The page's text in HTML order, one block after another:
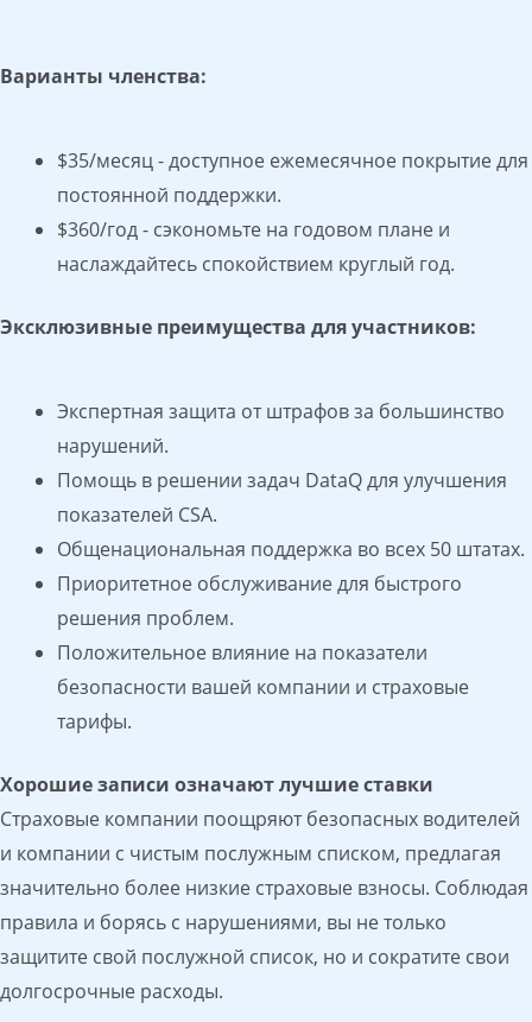
Варианты членства:
$35/месяц - доступное ежемесячное покрытие для
постоянной поддержки.
$360/год - сэкономьте на годовом плане и
наслаждайтесь спокойствием круглый год.
Эксклюзивные преимущества для участников:
Экспертная защита от штрафов за большинство
нарушений.
Помощь в решении задач DataQ для улучшения
показателей CSA.
Общенациональная поддержка во всех 50 штатах.
Приоритетное обслуживание для быстрого
решения проблем.
Положительное влияние на показатели
безопасности вашей компании и страховые
тарифы.
Хорошие записи означают лучшие ставки
Страховые компании поощряют безопасных водителей
и компании с чистым послужным списком, предлагая
значительно более низкие страховые взносы. Соблюдая
правила и борясь с нарушениями, вы не только
защитите свой послужной список, но и сократите свои
долгосрочные расходы.